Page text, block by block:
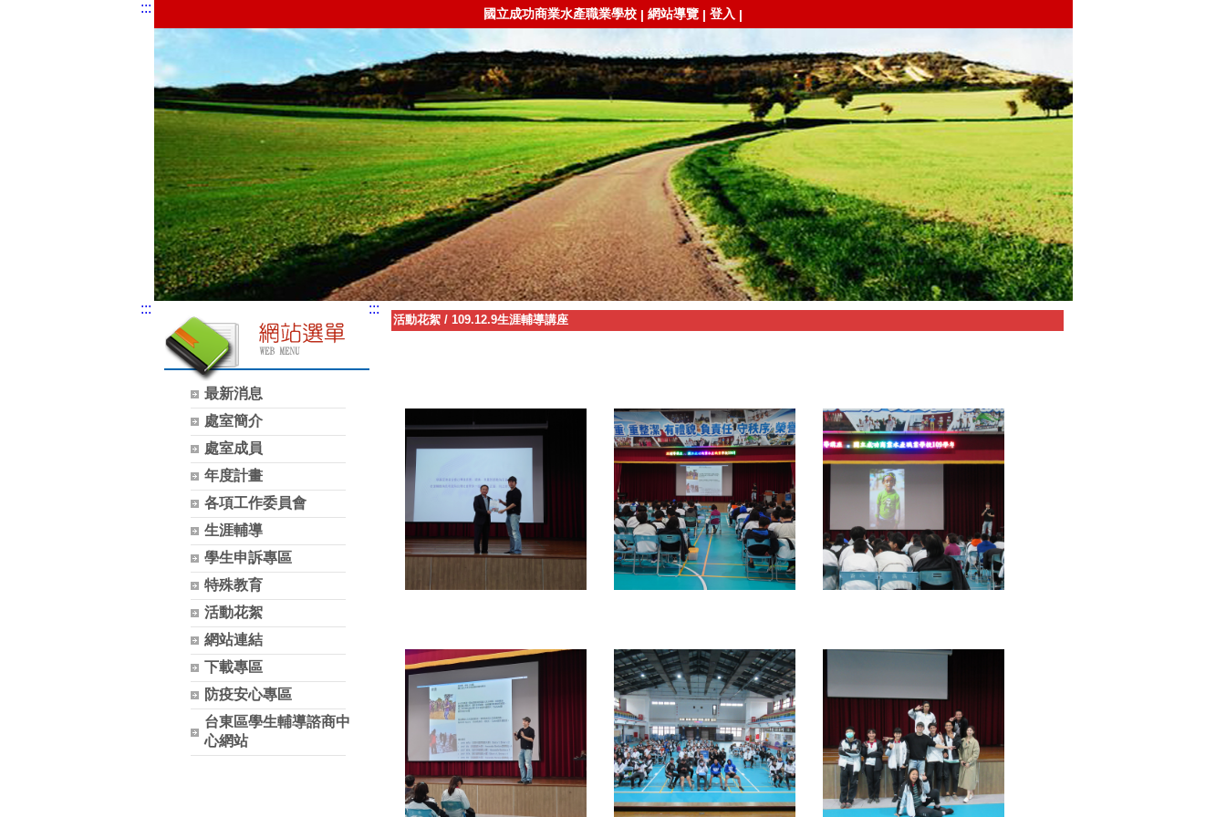
::: 國立成功商業水產職業學校 | 網站導覽 | 登入 |
:::
最新消息
處室簡介
處室成員
年度計畫
各項工作委員會
生涯輔導
學生申訴專區
特殊教育
活動花絮
網站連結
下載專區
防疫安心專區
台東區學生輔導諮商中
心網站
:::
活動花絮/ 109.12.9生涯輔導講座